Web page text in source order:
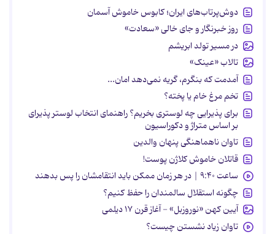
دوش‌پرتاب‌های ایران؛ کابوس خاموش آسمان
روز خبرنگار و جای خالی «سعادت»
در مسیر تولد ابریشم
تالاب «عینک»
آمدمت که بنگرم، گریه نمی‌دهد امان...
تخم مرغ خام یا پخته؟
برای پذیرایی چه لوستری بخریم؟ راهنمای انتخاب لوستر پذیرای
بر اساس متراژ و دکوراسیون
تاوان ناهماهنگی پنهان والدین
قاتلان خاموش کلاژن پوست!
ساعت ۹:۴۰ | در هر زمان ممکن باید انتقامشان را پس بدهند
چگونه استقلال سالمندان را حفظ کنیم؟
آیین کهن «نوروزبل» - آغاز قرن ۱۷ دیلمی
تاوان زیاد نشستن چیست؟